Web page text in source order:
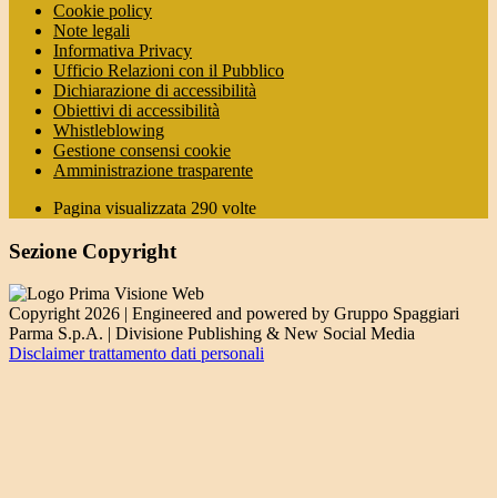
Cookie policy
Note legali
Informativa Privacy
Ufficio Relazioni con il Pubblico
Dichiarazione di accessibilità
Obiettivi di accessibilità
Whistleblowing
Gestione consensi cookie
Amministrazione trasparente
Pagina visualizzata 290 volte
Sezione Copyright
Copyright 2026 | Engineered and powered by Gruppo Spaggiari
Parma S.p.A. | Divisione Publishing & New Social Media
Disclaimer trattamento dati personali